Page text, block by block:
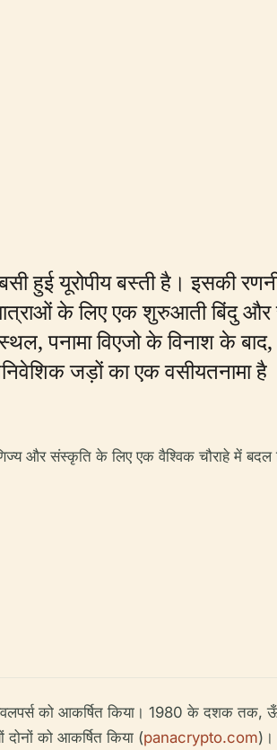
हुई यूरोपीय बस्ती है। इसकी
के लिए एक शुरुआती बिंदु
पनामा विएजो के विनाश के
जड़ों का एक वसीयतनामा है
और संस्कृति के लिए एक वैश्विक चौराहे में
को आकर्षित किया। 1980 के दशक तक,
को आकर्षित किया (panacrypto.com)।